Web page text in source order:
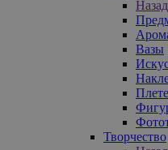
Назад
Вазы
Творчество